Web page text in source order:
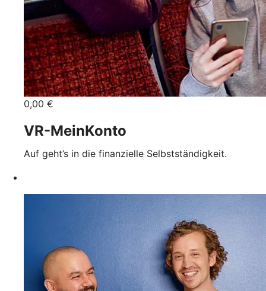
0,00 €
VR-MeinKonto
Auf geht’s in die finanzielle Selbstständigkeit.